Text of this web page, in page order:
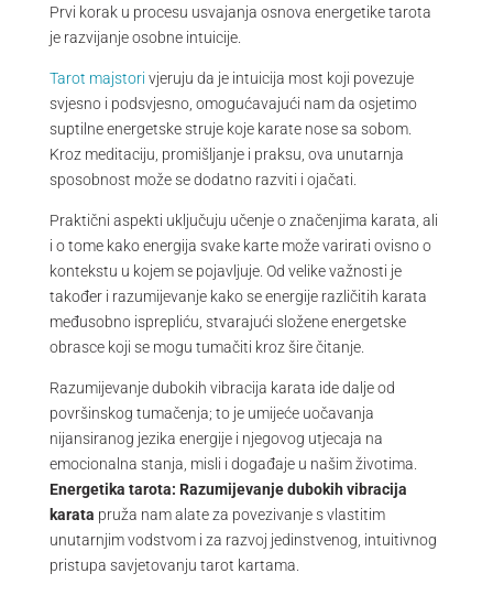
Prvi korak u procesu usvajanja osnova energetike tarota
je razvijanje osobne intuicije.
Tarot majstori vjeruju da je intuicija most koji povezuje
svjesno i podsvjesno, omogućavajući nam da osjetimo
suptilne energetske struje koje karate nose sa sobom.
Kroz meditaciju, promišljanje i praksu, ova unutarnja
sposobnost može se dodatno razviti i ojačati.
Praktični aspekti uključuju učenje o značenjima karata, ali
i o tome kako energija svake karte može varirati ovisno o
kontekstu u kojem se pojavljuje. Od velike važnosti je
također i razumijevanje kako se energije različitih karata
međusobno isprepliću, stvarajući složene energetske
obrasce koji se mogu tumačiti kroz šire čitanje.
Razumijevanje dubokih vibracija karata ide dalje od
površinskog tumačenja; to je umijeće uočavanja
nijansiranog jezika energije i njegovog utjecaja na
emocionalna stanja, misli i događaje u našim životima.
Energetika tarota: Razumijevanje dubokih vibracija
karata pruža nam alate za povezivanje s vlastitim
unutarnjim vodstvom i za razvoj jedinstvenog, intuitivnog
pristupa savjetovanju tarot kartama.